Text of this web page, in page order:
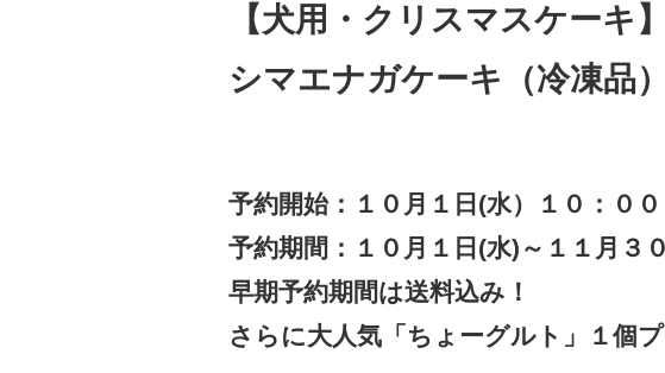
【犬用・クリスマスケーキ】
シマエナガケーキ（冷凍品）
予約開始：１０月１日(水）１０：００
予約期間：１０月１日(水)～１１月３
早期予約期間は送料込み！
さらに大人気「ちょーグルト」１個